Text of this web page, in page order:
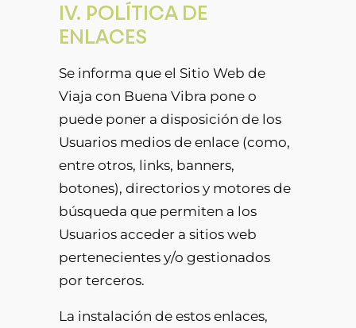
IV. POLÍTICA DE
ENLACES
Se informa que el Sitio Web de
Viaja con Buena Vibra pone o
puede poner a disposición de los
Usuarios medios de enlace (como,
entre otros, links, banners,
botones), directorios y motores de
búsqueda que permiten a los
Usuarios acceder a sitios web
pertenecientes y/o gestionados
por terceros.
La instalación de estos enlaces,